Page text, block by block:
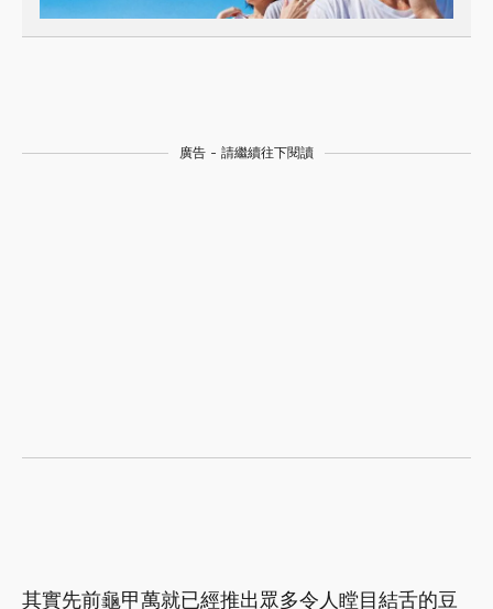
廣告 - 請繼續往下閱讀
其實先前龜甲萬就已經推出眾多令人瞠目結舌的豆